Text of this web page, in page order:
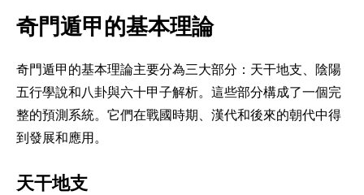
奇門遁甲的基本理論
奇門遁甲的基本理論主要分為三大部分：天干地支、陰陽
五行學說和八卦與六十甲子解析。這些部分構成了一個完
整的預測系統。它們在戰國時期、漢代和後來的朝代中得
到發展和應用。
天干地支